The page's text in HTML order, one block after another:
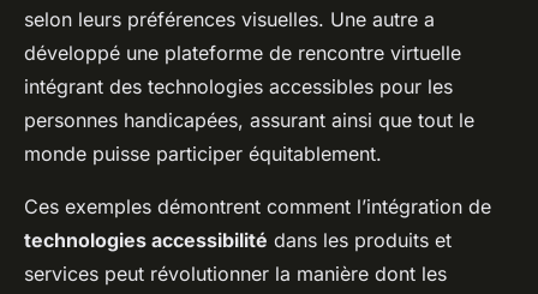
selon leurs préférences visuelles. Une autre a
développé une plateforme de rencontre virtuelle
intégrant des technologies accessibles pour les
personnes handicapées, assurant ainsi que tout le
monde puisse participer équitablement.
Ces exemples démontrent comment l’intégration de
technologies accessibilité dans les produits et
services peut révolutionner la manière dont les